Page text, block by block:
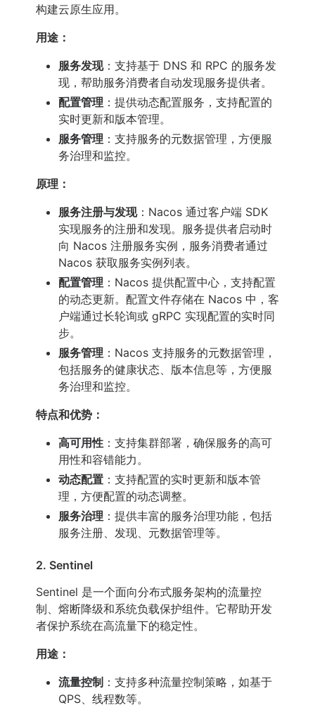
构建云原生应用。
用途：
服务发现：支持基于 DNS 和 RPC 的服务发
现，帮助服务消费者自动发现服务提供者。
配置管理 ：提供动态配置服务，支持配置的
实时更新和版本管理。
服务管理 ：支持服务的元数据管理，方便服
务治理和监控。
原理：
服务注册与发现：Nacos 通过客户端 SDK
实现服务的注册和发现。服务提供者启动时
向 Nacos 注册服务实例，服务消费者通过
Nacos 获取服务实例列表。
配置管理 ：Nacos 提供配置中心，支持配置
的动态更新。配置文件存储在 Nacos 中，客
户端通过长轮询或 gRPC 实现配置的实时同
步。
服务管理 ：Nacos 支持服务的元数据管理，
包括服务的健康状态、版本信息等，方便服
务治理和监控。
特点和优势：
高可用性 ：支持集群部署，确保服务的高可
用性和容错能力。
动态配置 ：支持配置的实时更新和版本管
理，方便配置的动态调整。
服务治理 ：提供丰富的服务治理功能，包括
服务注册、发现、元数据管理等。
2. Sentinel
Sentinel 是一个面向分布式服务架构的流量控
制、熔断降级和系统负载保护组件。它帮助开发
者保护系统在高流量下的稳定性。
用途：
流量控制 ：支持多种流量控制策略，如基于
QPS、线程数等。